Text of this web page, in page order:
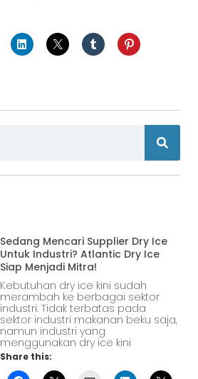
Sedang Mencari Supplier Dry Ice
Untuk Industri? Atlantic Dry Ice
Siap Menjadi Mitra!
Kebutuhan dry ice kini sudah
merambah ke berbagai sektor
industri. Tidak terbatas pada
sektor industri makanan beku saja,
namun industri yang
menggunakan dry ice kini
Share this: